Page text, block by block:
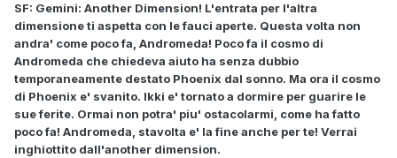
SF: Gemini: Another Dimension! L'entrata per l'altra
dimensione ti aspetta con le fauci aperte. Questa volta non
andra' come poco fa, Andromeda! Poco fa il cosmo di
Andromeda che chiedeva aiuto ha senza dubbio
temporaneamente destato Phoenix dal sonno. Ma ora il cosmo
di Phoenix e' svanito. Ikki e' tornato a dormire per guarire le
sue ferite. Ormai non potra' piu' ostacolarmi, come ha fatto
poco fa! Andromeda, stavolta e' la fine anche per te! Verrai
inghiottito dall'another dimension.